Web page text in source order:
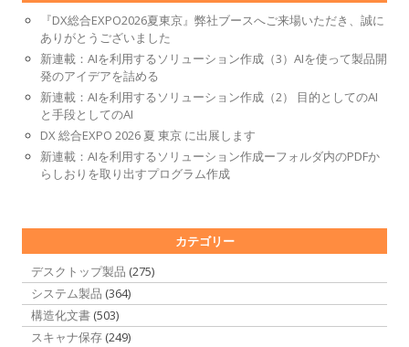
『DX総合EXPO2026夏東京』弊社ブースへご来場いただき、誠に
ありがとうございました
新連載：AIを利用するソリューション作成（3）AIを使って製品開
発のアイデアを詰める
新連載：AIを利用するソリューション作成（2） 目的としてのAI
と手段としてのAI
DX 総合EXPO 2026 夏 東京 に出展します
新連載：AIを利用するソリューション作成ーフォルダ内のPDFか
らしおりを取り出すプログラム作成
カテゴリー
デスクトップ製品 (275)
システム製品 (364)
構造化文書 (503)
スキャナ保存 (249)